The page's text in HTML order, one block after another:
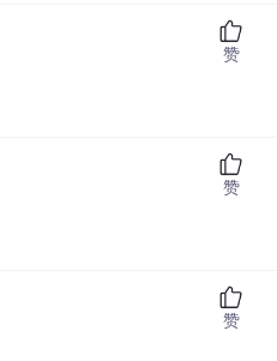
赞
赞
赞